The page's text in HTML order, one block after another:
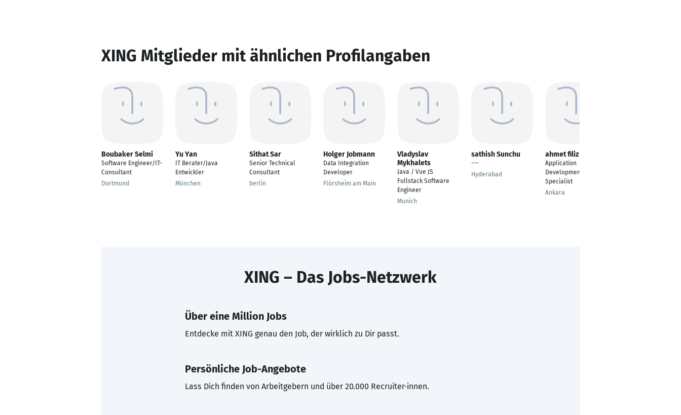
XING Mitglieder mit ähnlichen Profilangaben
Boubaker Selmi
Software Engineer/IT-
Consultant
Dortmund
Yu Yan
IT Berater/Java
Entwickler
München
Sithat Sar
Senior Technical
Consultant
berlin
Holger Jobmann
Data Integration
Developer
Flörsheim am Main
Vladyslav
Mykhalets
Java / Vue JS
Fullstack Software
Engineer
Munich
sathish Sunchu
---
Hyderabad
ahmet filiz
Application
Development
Specialist
Ankara
XING – Das Jobs-Netzwerk
Über eine Million Jobs
Entdecke mit XING genau den Job, der wirklich zu Dir passt.
Persönliche Job-Angebote
Lass Dich finden von Arbeitgebern und über 20.000 Recruiter·innen.